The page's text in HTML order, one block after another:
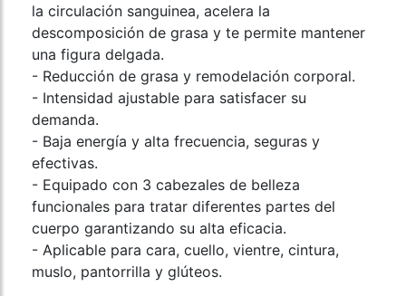
la circulación sanguinea, acelera la
descomposición de grasa y te permite mantener
una figura delgada.
- Reducción de grasa y remodelación corporal.
- Intensidad ajustable para satisfacer su
demanda.
- Baja energía y alta frecuencia, seguras y
efectivas.
- Equipado con 3 cabezales de belleza
funcionales para tratar diferentes partes del
cuerpo garantizando su alta eficacia.
- Aplicable para cara, cuello, vientre, cintura,
muslo, pantorrilla y glúteos.